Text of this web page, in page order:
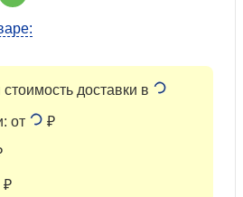
доставки в
от ₽
₽